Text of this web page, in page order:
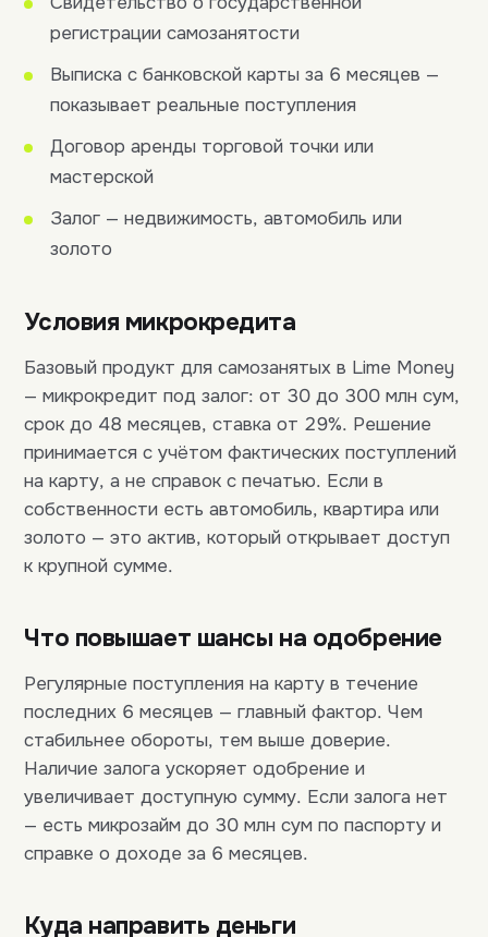
регистрации самозанятости
Выписка с банковской карты за 6 месяцев —
показывает реальные поступления
Договор аренды торговой точки или
мастерской
Залог — недвижимость, автомобиль или
золото
Условия микрокредита
Базовый продукт для самозанятых в Lime Money
— микрокредит под залог: от 30 до 300 млн сум,
срок до 48 месяцев, ставка от 29%. Решение
принимается с учётом фактических поступлений
на карту, а не справок с печатью. Если в
собственности есть автомобиль, квартира или
золото — это актив, который открывает доступ
к крупной сумме.
Что повышает шансы на одобрение
Регулярные поступления на карту в течение
последних 6 месяцев — главный фактор. Чем
стабильнее обороты, тем выше доверие.
Наличие залога ускоряет одобрение и
увеличивает доступную сумму. Если залога нет
— есть микрозайм до 30 млн сум по паспорту и
справке о доходе за 6 месяцев.
Куда направить деньги